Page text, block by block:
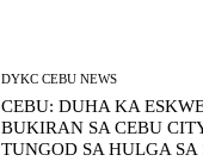
DYKC CEBU NEWS
CEBU: DUHA KA
BUKIRAN SA CEBU
TUNGOD SA HULGA SA